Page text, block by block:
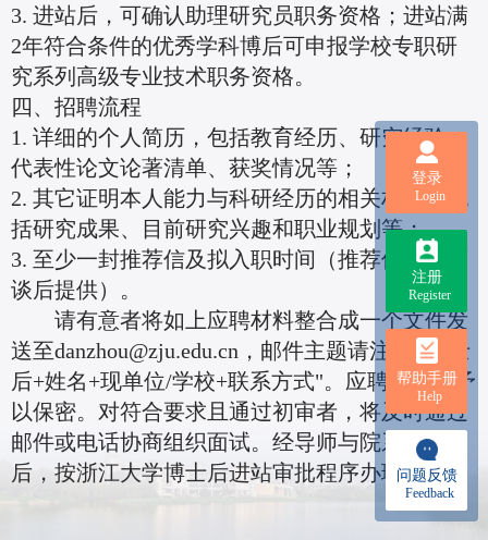
3. 进站后，可确认助理研究员职务资格；进站满
2年符合条件的优秀学科博后可申报学校专职研
究系列高级专业技术职务资格。
四、招聘流程
1. 详细的个人简历，包括教育经历、研究经验、
代表性论文论著清单、获奖情况等；
2. 其它证明本人能力与科研经历的相关材料，包
括研究成果、目前研究兴趣和职业规划等；
3. 至少一封推荐信及拟入职时间（推荐信可在面
谈后提供）。
请有意者将如上应聘材料整合成一个文件发
送至danzhou@zju.edu.cn，邮件主题请注明 "博士
后+姓名+现单位/学校+联系方式"。应聘材料将予
以保密。对符合要求且通过初审者，将及时通过
邮件或电话协商组织面试。经导师与院系同意
后，按浙江大学博士后进站审批程序办理进站。
登录
Login
注册
Register
帮助手册
Help
问题反馈
Feedback